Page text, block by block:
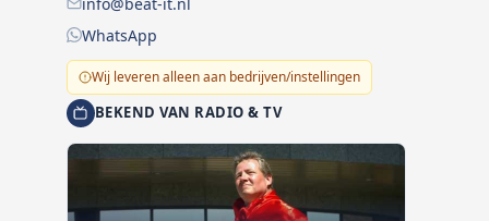
WhatsApp
Wij leveren alleen aan bedrijven/instellingen
BEKEND VAN RADIO & TV